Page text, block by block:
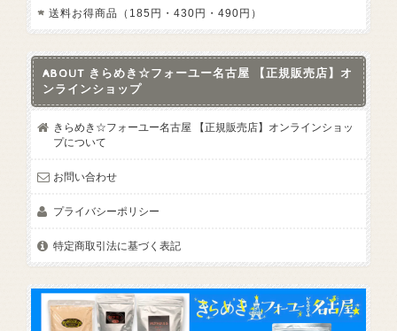
送料お得商品（185円・430円・490円）
ABOUT きらめき☆フォーユー名古屋 【正規販売店】オ
ンラインショップ
きらめき☆フォーユー名古屋 【正規販売店】オンラインショッ
プについて
お問い合わせ
プライバシーポリシー
特定商取引法に基づく表記